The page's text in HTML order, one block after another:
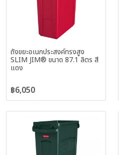
ถังขยะอเนกประสงค์ทรงสูง
SLIM JIM® ขนาด 87.1 ลิตร สี
แดง
฿6,050